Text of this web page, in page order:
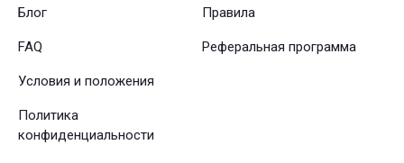
Блог
FAQ
Правила
Реферальная программа
Условия и положения
Политика
конфиденциальности